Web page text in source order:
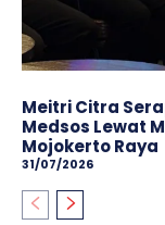
Meitri Citra
Medsos Lewat
Mojokerto Raya
31/07/2026